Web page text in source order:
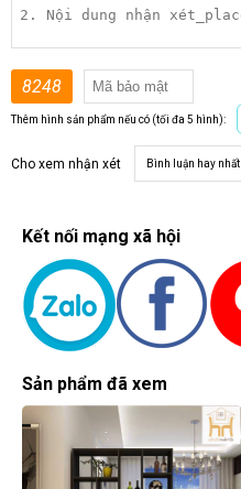
8248
Thêm hình sản phẩm nếu có (tối đa 5 hình):
Cho xem nhận xét Bình luận hay nhất
Kết nối mạng xã hội
Sản phẩm đã xem